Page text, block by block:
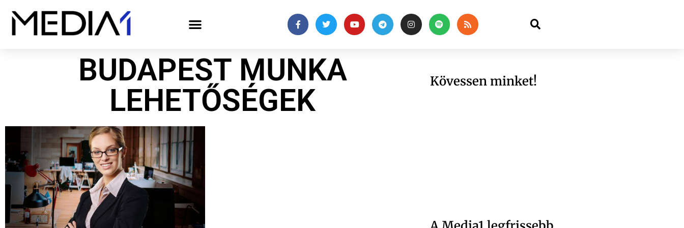
BUDAPEST MUNKA
LEHETŐSÉGEK
Kövessen minket!